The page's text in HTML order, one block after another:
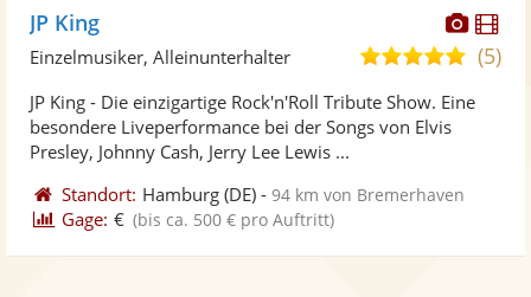
Fotos
JP King
5,0
5
(5)
Einzelmusiker, Alleinunterhalter
JP King - Die einzigartige Rock'n'Roll Tribute Show. Eine
besondere Liveperformance bei der Songs von Elvis
Presley, Johnny Cash, Jerry Lee Lewis ...
Standort: Hamburg (DE) -94 km von Bremerhaven
Gage: € (bis ca. 500 € pro Auftritt)